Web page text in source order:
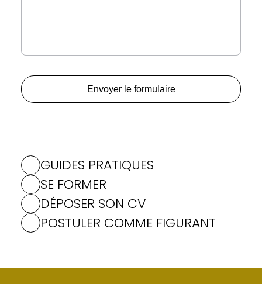
GUIDES PRATIQUES
SE FORMER
DÉPOSER SON CV
POSTULER COMME FIGURANT